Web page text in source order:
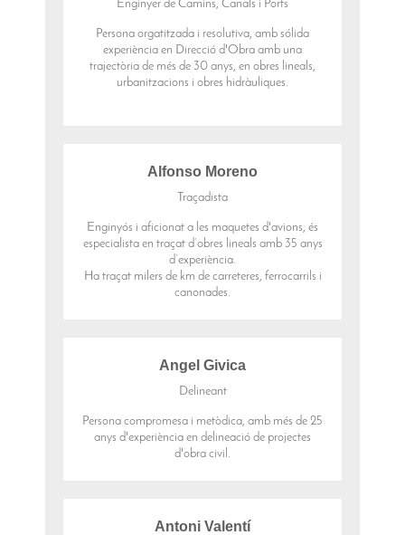
Enginyer de Camins, Canals i Ports
Persona orgatitzada i resolutiva, amb sólida
experiència en Direcció d'Obra amb una
trajectòria de més de 30 anys, en obres lineals,
urbanitzacions i obres hidràuliques.
Alfonso Moreno
Traçadista
Enginyós i aficionat a les maquetes d'avions, és
especialista en traçat d’obres lineals amb 35 anys
d’experiència.
Ha traçat milers de km de carreteres, ferrocarrils i
canonades.
Angel Givica
Delineant
Persona compromesa i metòdica, amb més de 25
anys d'experiència en delineació de projectes
d'obra civil.
Antoni Valentí